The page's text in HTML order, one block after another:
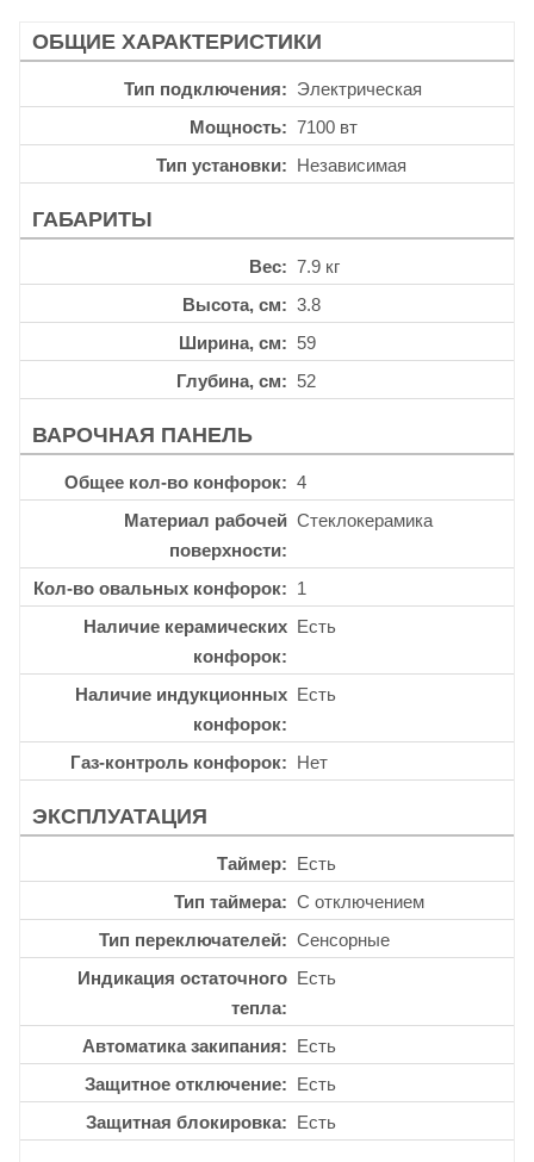
ОБЩИЕ ХАРАКТЕРИСТИКИ
Тип подключения
Электрическая
Мощность
7100 вт
Тип установки
Независимая
ГАБАРИТЫ
Вес
7.9 кг
Высота, см
3.8
Ширина, см
59
Глубина, см
52
ВАРОЧНАЯ ПАНЕЛЬ
Общее кол-во конфорок
4
Материал рабочей
поверхности
Стеклокерамика
Кол-во овальных конфорок
1
Наличие керамических
конфорок
Есть
Наличие индукционных
конфорок
Есть
Газ-контроль конфорок Нет
ЭКСПЛУАТАЦИЯ
Таймер
Есть
Тип таймера
С отключением
Тип переключателей
Сенсорные
Индикация остаточного
тепла
Есть
Автоматика закипания
Есть
Защитное отключение
Есть
Защитная блокировка
Есть